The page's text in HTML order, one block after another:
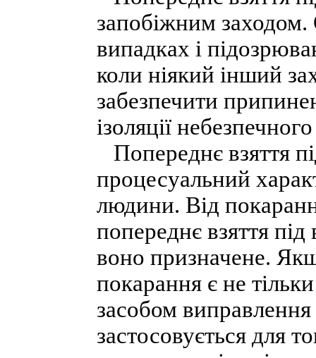
запобіжним
випадках і
коли ніякий інший
забезпечити
ізоляції
Попереднє взяття
процесуальний
людини. Від
попереднє взяття
воно призначене.
покарання є не
засобом виправлення
застосовується для